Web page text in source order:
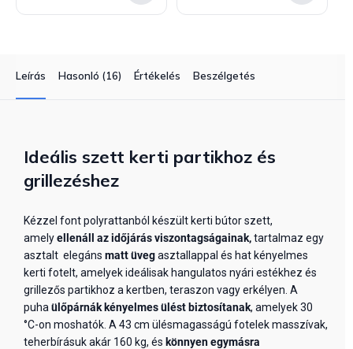
5,0
Leírás Hasonló (16) Értékelés Beszélgetés
Ideális szett kerti partikhoz és
grillezéshez
Kézzel font polyrattanból készült kerti bútor szett,
amelyellenáll az időjárás viszontagságainak,tartalmaz egy
asztalt elegáns matt üvegasztallappal és hat kényelmes
kerti fotelt, amelyek ideálisak hangulatos nyári estékhez és
grillezős partikhoz a kertben, teraszon vagy erkélyen. A
puha ülőpárnák kényelmes ülést biztosítanak, amelyek 30
°C-on moshatók. A 43 cm ülésmagasságú fotelek masszívak,
teherbírásuk akár 160 kg, és könnyen egymásra